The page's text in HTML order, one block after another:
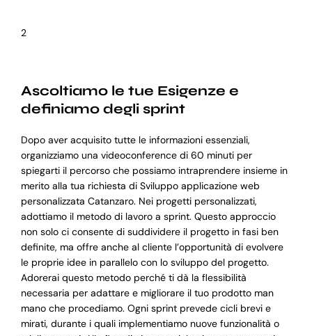
2
Ascoltiamo le tue Esigenze e
definiamo degli sprint
Dopo aver acquisito tutte le informazioni essenziali,
organizziamo una videoconference di 60 minuti per
spiegarti il percorso che possiamo intraprendere insieme in
merito alla tua richiesta di Sviluppo applicazione web
personalizzata Catanzaro. Nei progetti personalizzati,
adottiamo il metodo di lavoro a sprint. Questo approccio
non solo ci consente di suddividere il progetto in fasi ben
definite, ma offre anche al cliente l’opportunità di evolvere
le proprie idee in parallelo con lo sviluppo del progetto.
Adorerai questo metodo perché ti dà la flessibilità
necessaria per adattare e migliorare il tuo prodotto man
mano che procediamo. Ogni sprint prevede cicli brevi e
mirati, durante i quali implementiamo nuove funzionalità o